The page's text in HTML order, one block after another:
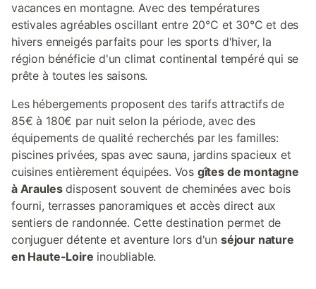
vacances en montagne. Avec des températures
estivales agréables oscillant entre 20°C et 30°C et des
hivers enneigés parfaits pour les sports d'hiver, la
région bénéficie d'un climat continental tempéré qui se
prête à toutes les saisons.
Les hébergements proposent des tarifs attractifs de
85€ à 180€ par nuit selon la période, avec des
équipements de qualité recherchés par les familles:
piscines privées, spas avec sauna, jardins spacieux et
cuisines entièrement équipées. Vos gîtes de montagne
à Araulesdisposent souvent de cheminées avec bois
fourni, terrasses panoramiques et accès direct aux
sentiers de randonnée. Cette destination permet de
conjuguer détente et aventure lors d'un séjour nature
en Haute-Loire inoubliable.